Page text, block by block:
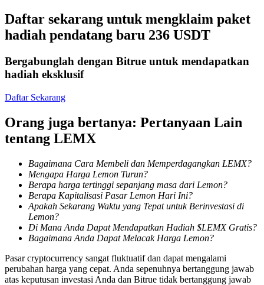
Mempertaruhkan
Pengembalian tinggi & akses instan
Launchpool
Staking fleksibel untuk mendapatkan token populer
Daftar sekarang untuk mengklaim paket
hadiah pendatang baru 236 USDT
Bergabunglah dengan Bitrue untuk mendapatkan
hadiah eksklusif
Daftar Sekarang
Orang juga bertanya: Pertanyaan Lain
tentang LEMX
Bagaimana Cara Membeli dan Memperdagangkan LEMX?
Mengapa Harga Lemon Turun?
Berapa harga tertinggi sepanjang masa dari Lemon?
Berapa Kapitalisasi Pasar Lemon Hari Ini?
Apakah Sekarang Waktu yang Tepat untuk Berinvestasi di
Lemon?
Di Mana Anda Dapat Mendapatkan Hadiah $LEMX Gratis?
Bagaimana Anda Dapat Melacak Harga Lemon?
Pasar cryptocurrency sangat fluktuatif dan dapat mengalami
perubahan harga yang cepat. Anda sepenuhnya bertanggung jawab
atas keputusan investasi Anda dan Bitrue tidak bertanggung jawab